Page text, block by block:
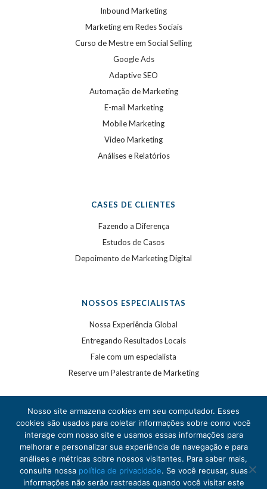
Inbound Marketing
Marketing em Redes Sociais
Curso de Mestre em Social Selling
Google Ads
Adaptive SEO
Automação de Marketing
E-mail Marketing
Mobile Marketing
Video Marketing
Análises e Relatórios
CASES DE CLIENTES
Fazendo a Diferença
Estudos de Casos
Depoimento de Marketing Digital
NOSSOS ESPECIALISTAS
Nossa Experiência Global
Entregando Resultados Locais
Fale com um especialista
Reserve um Palestrante de Marketing
© 2020 WSI. Todos os direitos reservados. WSI é uma
marca registrada.
Nosso site armazena cookies em seu computador. Esses
cookies são usados para coletar informações sobre como você
interage com nosso site e usamos essas informações para
melhorar e personalizar sua experiência de navegação e para
análises e métricas sobre nossos visitantes. Para saber mais,
consulte nossa política de privacidade. Se você recusar, suas
informações não serão rastreadas quando você visitar este